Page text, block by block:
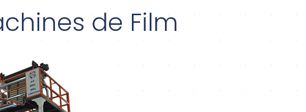
de Film